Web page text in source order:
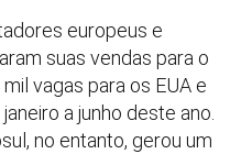
europeus e
suas vendas para o
vagas para os EUA e
a junho deste ano.
no entanto, gerou um